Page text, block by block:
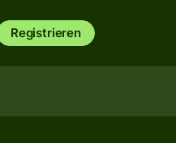
Registrieren